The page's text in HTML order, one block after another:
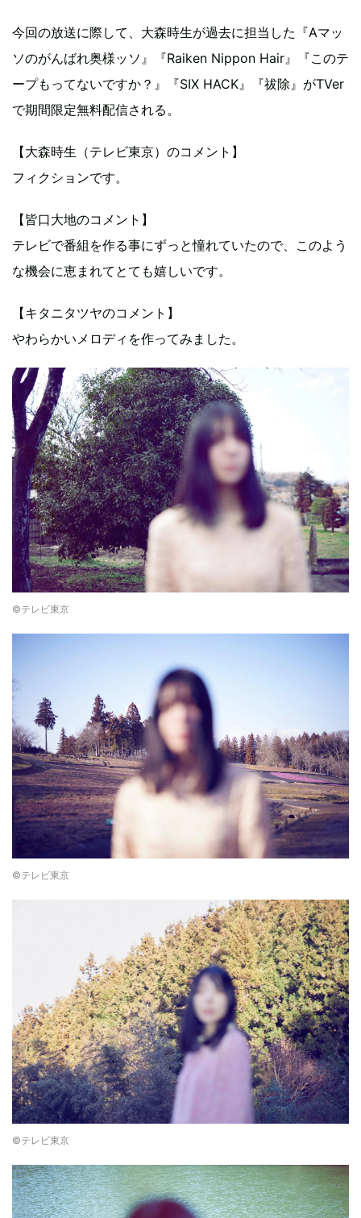
今回の放送に際して、大森時生が過去に担当した『Aマッ
ソのがんばれ奥様ッソ』『Raiken Nippon Hair』『このテ
ープもってないですか？』『SIX HACK』『祓除』がTVer
で期間限定無料配信される。
【大森時生（テレビ東京）のコメント】
フィクションです。
【皆口大地のコメント】
テレビで番組を作る事にずっと憧れていたので、このよう
な機会に恵まれてとても嬉しいです。
【キタニタツヤのコメント】
やわらかいメロディを作ってみました。
©テレビ東京
©テレビ東京
©テレビ東京